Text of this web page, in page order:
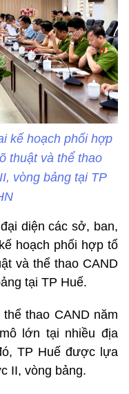
kế hoạch phối hợp
thuật và thể thao
vòng bảng tại TP
diện các sở, ban,
hoạch phối hợp tổ
và thể thao CAND
tại TP Huế.
thao CAND năm
lớn tại nhiều địa
TP Huế được lựa
II, vòng bảng.